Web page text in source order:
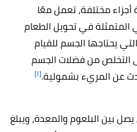
مختلفة، تعمل معًا
في تحويل الطعام
يحتاجها الجسم للقيام
التخلص من فضلات الجسم
عن المريء بشمولية.[١]
بين البلعوم والمعدة، ويبلغ